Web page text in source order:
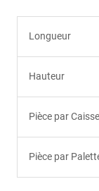
Longueur
Hauteur
Pièce par Caisse
Pièce par